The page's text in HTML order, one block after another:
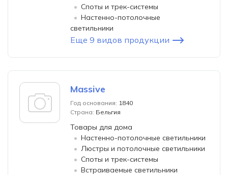
Споты и трек-системы
Настенно-потолочные
светильники
Еще 9 видов продукции
Massive
Год основания: 1840
Страна: Бельгия
Товары для дома
Настенно-потолочные светильники
Люстры и потолочные светильники
Споты и трек-системы
Встраиваемые светильники